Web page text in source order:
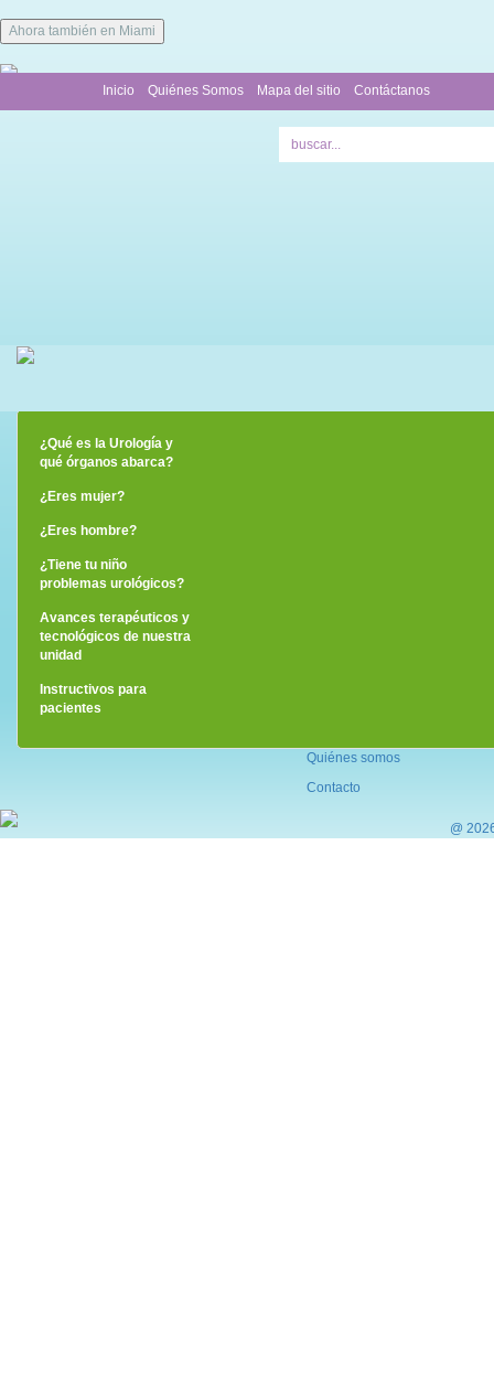
Ahora también en Miami
Contáctanos
Mapa del sitio
Quiénes Somos
Inicio
¿Qué es la Urología y
qué órganos abarca?
¿Eres mujer?
¿Eres hombre?
¿Tiene tu niño
problemas urológicos?
Avances terapéuticos y
tecnológicos de nuestra
unidad
Instructivos para
pacientes
Quiénes somos
Contacto
@